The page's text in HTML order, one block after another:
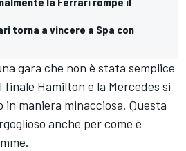
torna a vincere a Spa con
gara che non è stata semplice
Hamilton e la Mercedes si
maniera minacciosa. Questa
anche per come è